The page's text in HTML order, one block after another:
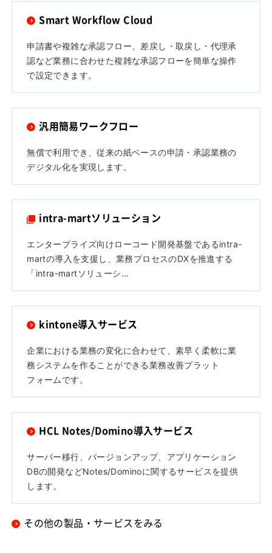
Smart Workflow Cloud
申請書や複雑な承認フロー、差戻し・取戻し・代理承
認など業務に合わせた複雑な承認フローを簡単な操作
で設定できます。
汎用簡易ワークフロー
無償で利用でき、従来の紙ベースの申請・承認業務の
デジタル化を実現します。
intra-martソリューション
エンタープライズ向けローコード開発基盤であるintra-
martの導入を支援し、業務プロセスのDXを推進する
「intra-martソリューシ…
kintone導入サービス
企業における業務の変化に合わせて、素早く柔軟に業
務システムを作ることができる業務改善プラット
フォームです。
HCL Notes/Domino導入サービス
サーバー移行、バージョンアップ、アプリケーション
DBの開発などNotes/Dominoに関するサービスを提供
します。
その他の製品・サービスをみる